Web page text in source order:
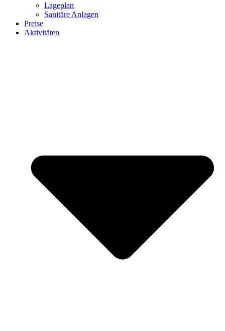
Lageplan
Sanitäre Anlagen
Preise
Aktivitäten